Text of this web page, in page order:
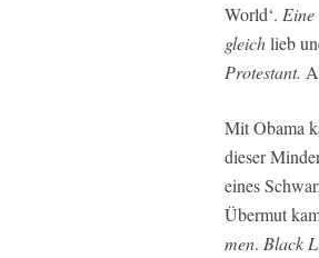
World‘. Eine
gleichlieb
Protestant.
Mit Obama
dieser
eines
Übermut
men. Black